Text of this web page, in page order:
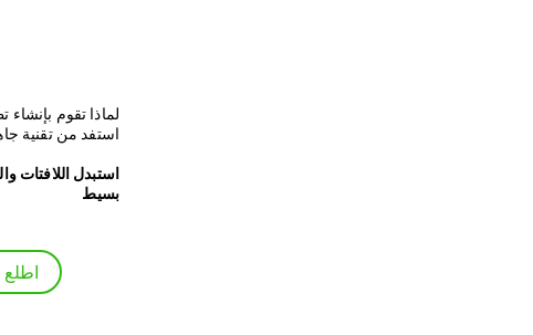
لماذا تقوم
.استفد من تقنية
بسيط
اطلع